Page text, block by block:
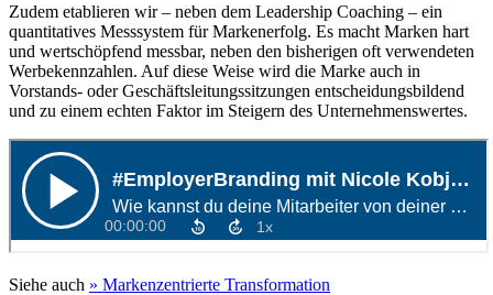
Zudem etablieren wir – neben dem Leadership Coaching – ein
quantitatives Messsystem für Markenerfolg. Es macht Marken hart
und wertschöpfend messbar, neben den bisherigen oft verwendeten
Werbekennzahlen. Auf diese Weise wird die Marke auch in
Vorstands- oder Geschäftsleitungssitzungen entscheidungsbildend
und zu einem echten Faktor im Steigern des Unternehmenswertes.
Siehe auch » Markenzentrierte Transformation